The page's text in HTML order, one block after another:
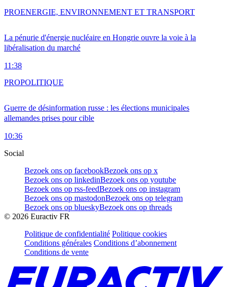
La pénurie d'énergie nucléaire en Hongrie ouvre la voie à la
libéralisation du marché
11:38
PROENERGIE, ENVIRONNEMENT ET TRANSPORT
Guerre de désinformation russe : les élections municipales
allemandes prises pour cible
10:36
PROPOLITIQUE
Social
Bezoek ons op facebookBezoek ons op x
Bezoek ons op linkedinBezoek ons op youtube
Bezoek ons op rss-feedBezoek ons op instagram
Bezoek ons op mastodonBezoek ons op telegram
Bezoek ons op blueskyBezoek ons op threads
© 2026 Euractiv FR
Politique de confidentialité Politique cookies
Conditions générales Conditions d’abonnement
Conditions de vente